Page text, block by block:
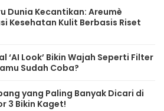
Dunia Kecantikan: Areumè
Kesehatan Kulit Berbasis Riset
‘AI Look’ Bikin Wajah Seperti Filter
Sudah Coba?
yang Paling Banyak Dicari di
3 Bikin Kaget!